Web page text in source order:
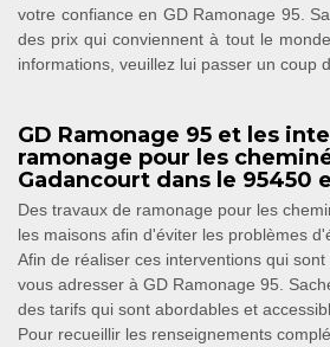
votre confiance en GD Ramonage 95.
des prix qui conviennent à tout le
informations, veuillez lui passer un coup
GD Ramonage 95 et les
ramonage pour les
Gadancourt dans le 95450
Des travaux de ramonage pour les
les maisons afin d'éviter les problèmes
Afin de réaliser ces interventions qui
vous adresser à GD Ramonage 95.
des tarifs qui sont abordables et
Pour recueillir les renseignements